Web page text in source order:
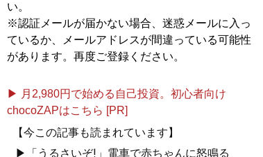
い。
※認証メールが届かない場合、迷惑メールに入っ
ているか、メールアドレスが間違っている可能性
があります。再度ご登録ください。
▶ 月2,980円で始める自己投資。初心者向け
chocoZAPはこちら [PR]
【今この記事も読まれています】
▶「うるさいぞ!」電車で赤ちゃんに怒鳴る